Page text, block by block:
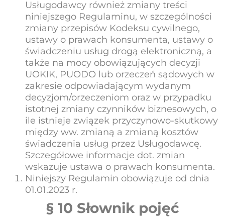
Usługodawcy również zmiany treści
niniejszego Regulaminu, w szczególności
zmiany przepisów Kodeksu cywilnego,
ustawy o prawach konsumenta, ustawy o
świadczeniu usług drogą elektroniczną, a
także na mocy obowiązujących decyzji
UOKIK, PUODO lub orzeczeń sądowych w
zakresie odpowiadającym wydanym
decyzjom/orzeczeniom oraz w przypadku
istotnej zmiany czynników biznesowych, o
ile istnieje związek przyczynowo-skutkowy
między ww. zmianą a zmianą kosztów
świadczenia usług przez Usługodawcę.
Szczegółowe informacje dot. zmian
wskazuje ustawa o prawach konsumenta.
Niniejszy Regulamin obowiązuje od dnia
01.01.2023 r.
§ 10 Słownik pojęć